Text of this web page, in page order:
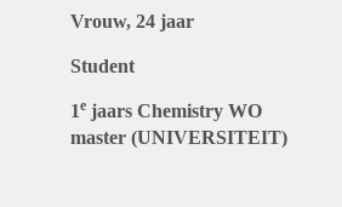
Vrouw, 24 jaar
Student
1e jaars Chemistry WO
master (UNIVERSITEIT)